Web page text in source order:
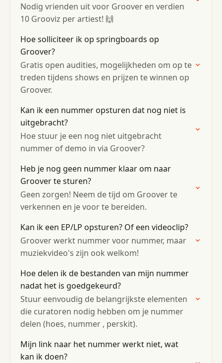
Nodig vrienden uit voor Groover en verdien
10 Grooviz per artiest! 🙌
Hoe solliciteer ik op springboards op
Groover?
Gratis open audities, mogelijkheden om op te
treden tijdens shows en prijzen te winnen op
Groover.
Kan ik een nummer opsturen dat nog niet is
uitgebracht?
Hoe stuur je een nog niet uitgebracht
nummer of demo in via Groover?
Heb je nog geen nummer klaar om naar
Groover te sturen?
Geen zorgen! Neem de tijd om Groover te
verkennen en je voor te bereiden.
Kan ik een EP/LP opsturen? Of een videoclip?
Groover werkt nummer voor nummer, maar
muziekvideo's zijn ook welkom!
Hoe delen ik de bestanden van mijn nummer
nadat het is goedgekeurd?
Stuur eenvoudig de belangrijkste elementen
die curatoren nodig hebben om je nummer
delen (hoes, nummer , perskit).
Mijn link naar het nummer werkt niet, wat
kan ik doen?